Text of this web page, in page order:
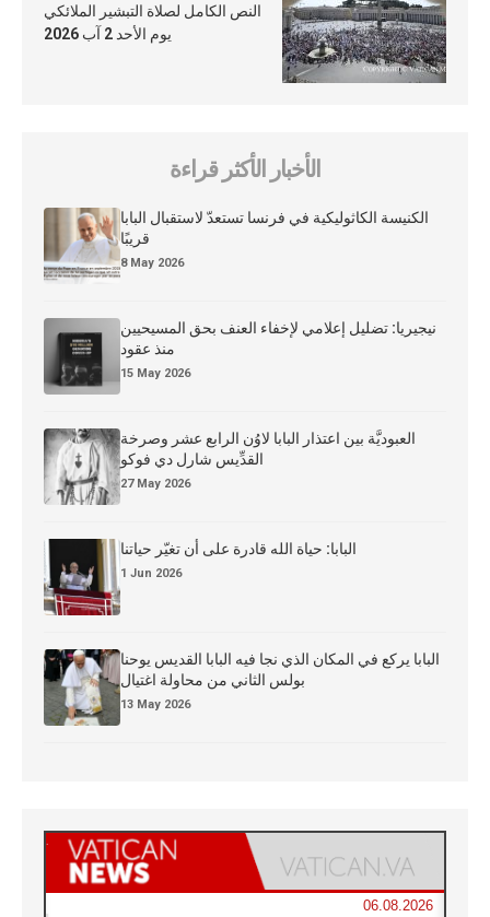
النص الكامل لصلاة التبشير الملائكي
يوم الأحد 2 آب 2026
الأخبار الأكثر قراءة
الكنيسة الكاثوليكية في فرنسا تستعدّ لاستقبال البابا
قريبًا
8 May 2026
نيجيريا: تضليل إعلامي لإخفاء العنف بحق المسيحيين
منذ عقود
15 May 2026
العبوديَّة بين اعتذار البابا لاوُن الرابع عشر وصرخة
القدِّيس شارل دي فوكو
27 May 2026
البابا: حياة الله قادرة على أن تغيّر حياتنا
1 Jun 2026
البابا يركع في المكان الذي نجا فيه البابا القديس يوحنا
بولس الثاني من محاولة اغتيال
13 May 2026
06.08.2026